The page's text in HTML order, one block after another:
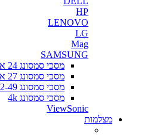
HP
LENOVO
LG
Mag
SAMSUNG
מסכי סמסונג 24 אינץ
מסכי סמסונג 27 אינץ
מסכי סמסונג 32-49 אינץ
מסכי סמסונג 4k
ViewSonic
מצלמות